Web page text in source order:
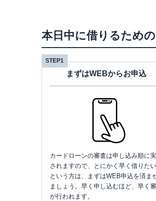
本日中に借りるため
STEP1
まずはWEBからお申込
カードローンの審査は申し込み順に
されますので、とにかく早く借りた
という方は、まずはWEB申込を済ま
ましょう。早く申し込むほど、早く
が行われます。